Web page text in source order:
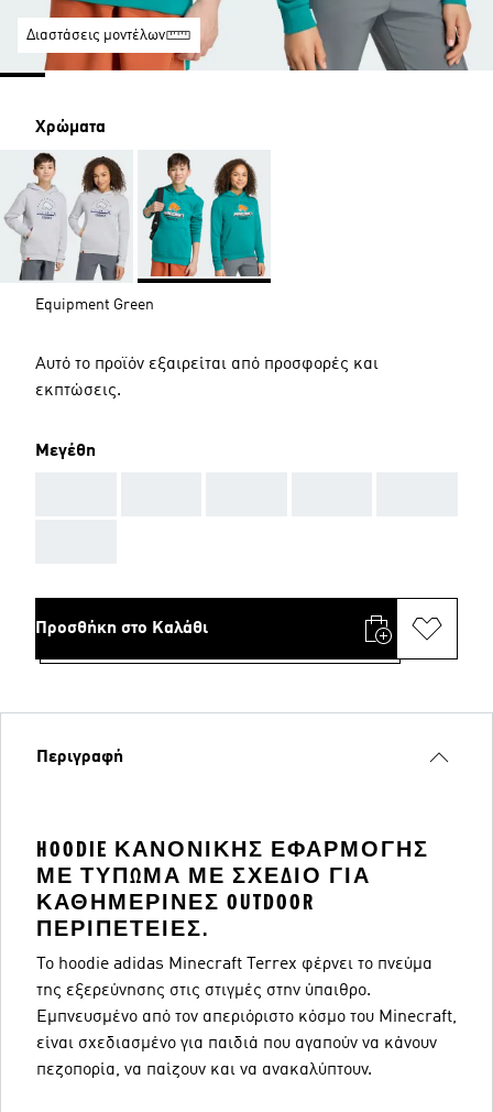
Διαστάσεις μοντέλων
Χρώματα
Equipment Green
Αυτό το προϊόν εξαιρείται από προσφορές και
εκπτώσεις.
Μεγέθη
Προσθήκη στο Καλάθι
Περιγραφή
HOODIE ΚΑΝΟΝΙΚΉΣ ΕΦΑΡΜΟΓΉΣ
ΜΕ ΤΎΠΩΜΑ ΜΕ ΣΧΈΔΙΟ ΓΙΑ
ΚΑΘΗΜΕΡΙΝΈΣ OUTDOOR
ΠΕΡΙΠΈΤΕΙΕΣ.
Το hoodie adidas Minecraft Terrex φέρνει το πνεύμα
της εξερεύνησης στις στιγμές στην ύπαιθρο.
Εμπνευσμένο από τον απεριόριστο κόσμο του Minecraft,
είναι σχεδιασμένο για παιδιά που αγαπούν να κάνουν
πεζοπορία, να παίζουν και να ανακαλύπτουν.